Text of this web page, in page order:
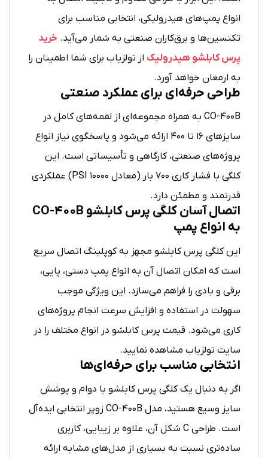
انواع پمپ‌های هیدرولیکی، انتخابی مناسب برای
تکنسین‌ها و برق‌کاران صنعتی به شمار می‌آید. خرید
پرس کابلشو هیدرولیک از تولزیاب برای شما اطمینان را
به ارمغان خواهد آورد.
طراحی حرفه‌ای برای عملکرد صنعتی
CO-400B به همراه مجموعه‌ای از لقمه‌های کامل در
سایزهای ۱۶ تا ۴۰۰ ارائه می‌شود و پاسخگوی نیاز انواع
پروژه‌های صنعتی، کارگاهی و تأسیساتی است. این
کلگی با فشار کاری ۷۰۰ بار (معادل ۱۰۰۰۰ PSI) عملکردی
قدرتمند و مطمئن دارد.
اتصال آسان کلگی پرس کابلشو CO-400B
به انواع پمپ
این کلگی پرس کابلشو مجهز به کوپلینگ اتصال سریع
است که امکان اتصال آن به انواع پمپ دستی، پایی،
برقی و بادی را فراهم می‌سازد. این ویژگی موجب
سهولت در استفاده و افزایش سرعت انجام پروژه‌های
کاری می‌شود. قیمت پرس کابلشو در انواع مختلف را در
سایت تولزیاب مشاهده نمایید.
انتخابی مناسب برای حرفه‌ای‌ها
اگر به دنبال یک کلگی پرس کابلشو با دوام و پوشش
سایز وسیع هستید، مدل CO-400B زوپر انتخابی ایده‌آل
است. طراحی C شکل آن، علاوه بر زیبایی، کاربری
ساده‌تری نسبت به بسیاری از مدل‌های مشابه ارائه